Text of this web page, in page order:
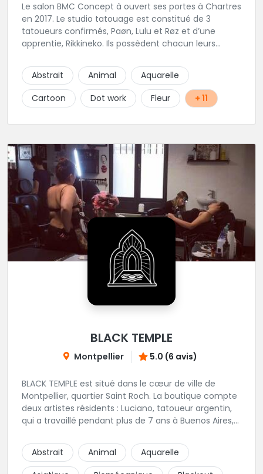
Le salon BMC Concept à ouvert ses portes à Chartres
en 2017. Le studio tatouage est constitué de 3
tatoueurs confirmés, Paøn, Lulu et Røz et d’une
apprentie, Rikkineko. Ils possèdent chacun leurs
souhaitant se faire tatouer de pouvoir construire un
projet entièrement personnalisé. Une pierceuse est
présente en Guest environ une semaine par mois au
salon.
Abstrait Animal
Aquarelle
Cartoon
Dot work Fleur + 11
BLACK TEMPLE
Montpellier 5.0 (6 avis)
BLACK TEMPLE est situé dans le cœur de ville de
Montpellier, quartier Saint Roch. La boutique compte
deux artistes résidents : Luciano, tatoueur argentin,
qui a travaillé pendant plus de 7 ans à Buenos Aires,
qui a travaillé dans plusieurs boutiques de la ville
avant de rejoindre notre équipe. La boutique
accueille plusieurs artistes tatoueurs en tant que
Abstrait Animal
Aquarelle